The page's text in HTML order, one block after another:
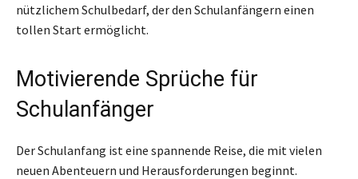
nützlichem Schulbedarf, der den Schulanfängern einen
tollen Start ermöglicht.
Motivierende Sprüche für
Schulanfänger
Der Schulanfang ist eine spannende Reise, die mit vielen
neuen Abenteuern und Herausforderungen beginnt.